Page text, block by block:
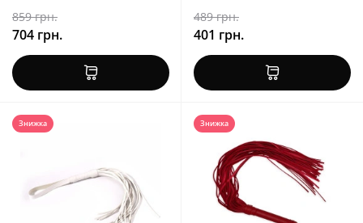
859 грн.
704 грн.
489 грн.
401 грн.
Знижка Знижка